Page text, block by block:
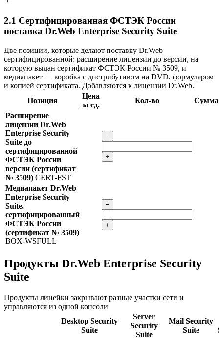
2.1 Сертифицированная ФСТЭК России
поставка Dr.Web Enterprise Security Suite
Две позиции, которые делают поставку Dr.Web
сертифицированной: расширение лицензии до версии, на
которую выдан сертификат ФСТЭК России № 3509, и
медиапакет — коробка с дистрибутивом на DVD, формуляром
и копией сертификата. Добавляются к лицензии Dr.Web.
Позиция
Цена
за ед.
Кол-во
Сумма
Расширение
лицензии Dr.Web
Enterprise Security
Suite до
сертифицированной
ФСТЭК России
версии (сертификат
№ 3509) CERT-FST
−
+
Медиапакет Dr.Web
Enterprise Security
Suite,
сертифицированный
ФСТЭК России
(сертификат № 3509)
BOX-WSFULL
−
+
Продукты Dr.Web Enterprise Security
Suite
Продукты линейки закрывают разные участки сети и
управляются из одной консоли.
Desktop Security
Suite
Server
Security
Suite
Mail Security
Suite